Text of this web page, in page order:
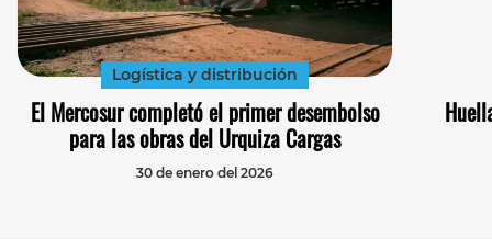
Logística y distribución
El Mercosur completó el primer desembolso
para las obras del Urquiza Cargas
30 de enero del 2026